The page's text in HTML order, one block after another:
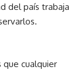
del país trabaja
que cualquier